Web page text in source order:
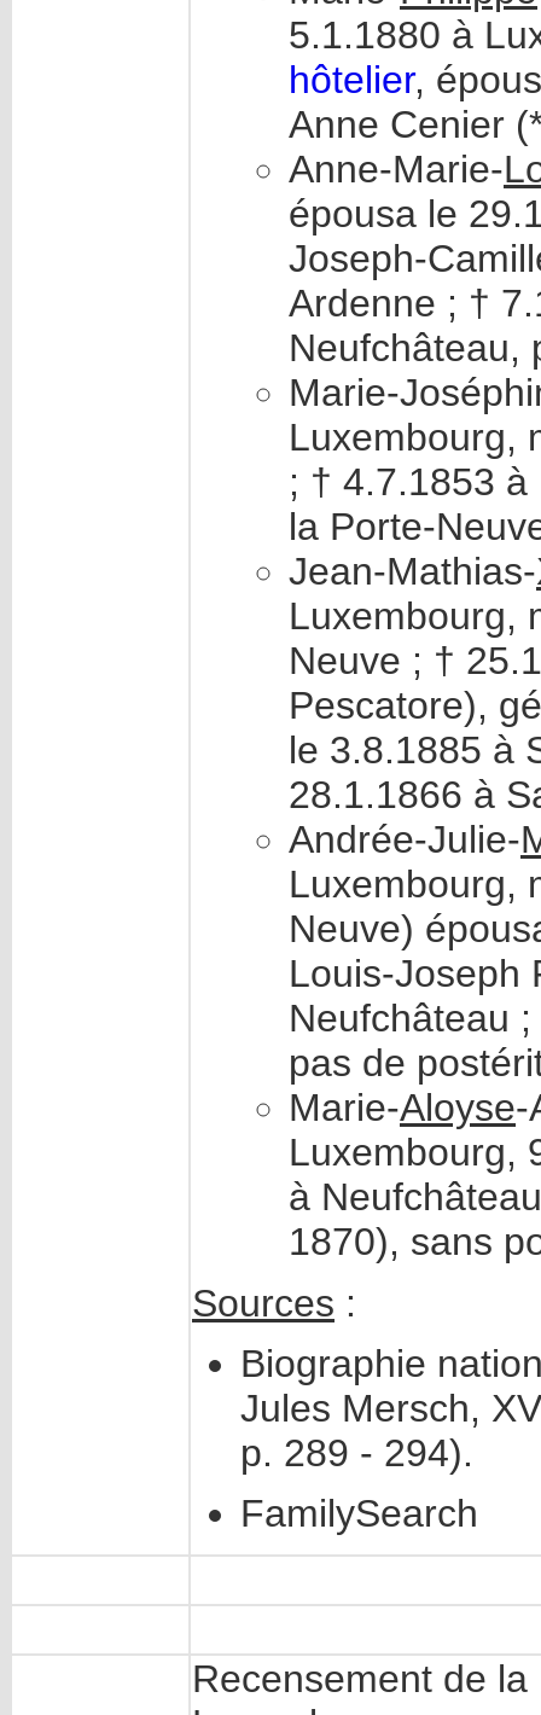
5.1.1880 à
hôtelier,
Anne Cenier
Anne-Marie-
épousa le
Joseph-
Ardenne ; †
Neufchâteau,
Marie-
Luxembourg,
; † 4.7.1853
la Porte-
Jean-Mathias-
Luxembourg,
Neuve ; †
Pescatore),
le 3.8.1885 à
28.1.1866 à
Andrée-Julie-
Luxembourg,
Neuve)
Louis-Joseph
Neufchâteau
pas de
Marie-Aloyse-
Luxembourg,
à
1870), sans
Sources :
Biographie
Jules Mersch,
p. 289 - 294).
FamilySearch
Recensement de